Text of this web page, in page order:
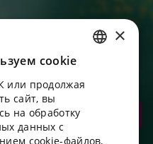
цена гортензии за
товара или
бонусов за покупки и
ENGLISH
UKRAINIAN
PORTUGUESE
×
сookie
или продолжая
сайт, вы
на обработку
данных с
cookie-файлов,